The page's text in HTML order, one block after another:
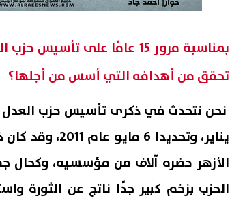
بمناسبة مرور 15 عامًا على
تحقق من أهدافه التي أسس من أجلها؟
يناير،
الأزهر حضره آلاف من مؤسسيه، وكحال
الحزب بزخم كبير جدًا ناتج عن الثورة